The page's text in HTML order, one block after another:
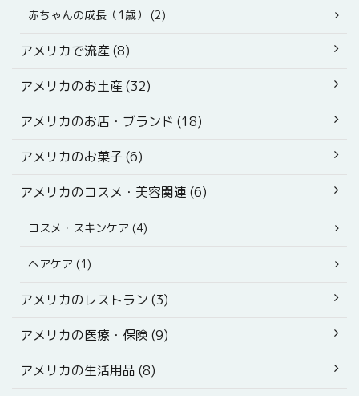
赤ちゃんの成長（1歳） (2)
アメリカで流産 (8)
アメリカのお土産 (32)
アメリカのお店・ブランド (18)
アメリカのお菓子 (6)
アメリカのコスメ・美容関連 (6)
コスメ・スキンケア (4)
ヘアケア (1)
アメリカのレストラン (3)
アメリカの医療・保険 (9)
アメリカの生活用品 (8)